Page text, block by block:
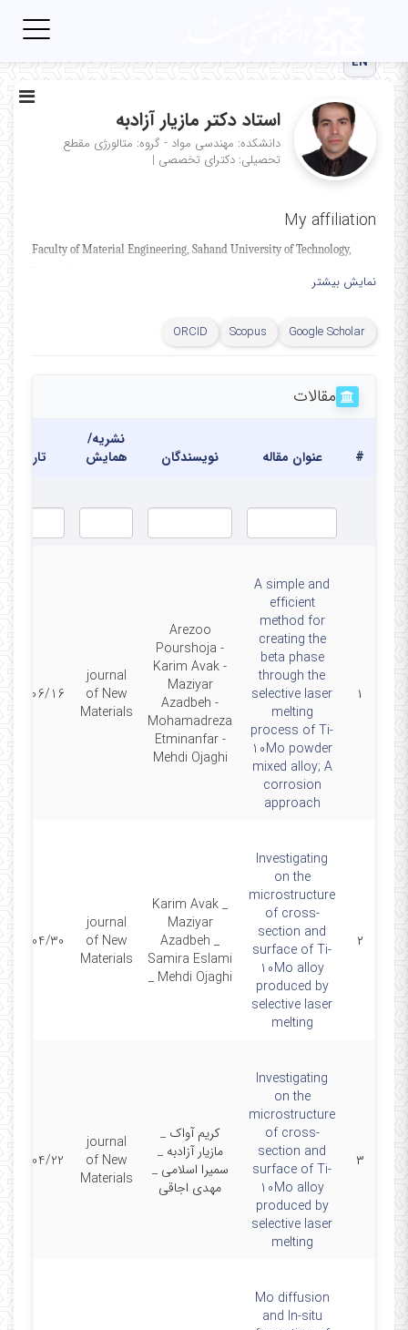
EN
استاد دکتر مازیار آزادبه
دانشکده: مهندسی مواد - گروه: متالورژی مقطع
تحصیلی: دکترای تخصصی |
My affiliation
Faculty of Material Engineering, Sahand University of Technology,
ایران
نمایش بیشتر
Google Scholar
Scopus
ORCID
مقالات
# عنوان مقاله نویسندگان
نشریه/
همایش
تاریخ
۱
A simple and
efficient
method for
creating the
beta phase
through the
selective laser
melting
process of Ti-
10Mo powder
mixed alloy; A
corrosion
approach
Arezoo
Pourshoja -
Karim Avak -
Maziyar
Azadbeh -
Mohamadreza
Etminanfar -
Mehdi Ojaghi
journal
of New
Materials
06/16
۲
Investigating
on the
microstructure
of cross-
section and
surface of Ti-
10Mo alloy
produced by
selective laser
melting
Karim Avak _
Maziyar
Azadbeh _
Samira Eslami
_ Mehdi Ojaghi
journal
of New
Materials
04/30
۳
Investigating
on the
microstructure
of cross-
section and
surface of Ti-
10Mo alloy
produced by
selective laser
melting
کریم آواک _
مازیار آزادبه _
سمیرا اسلامی _
مهدی اجاقی
journal
of New
Materials
04/22
Mo diffusion
and In-situ